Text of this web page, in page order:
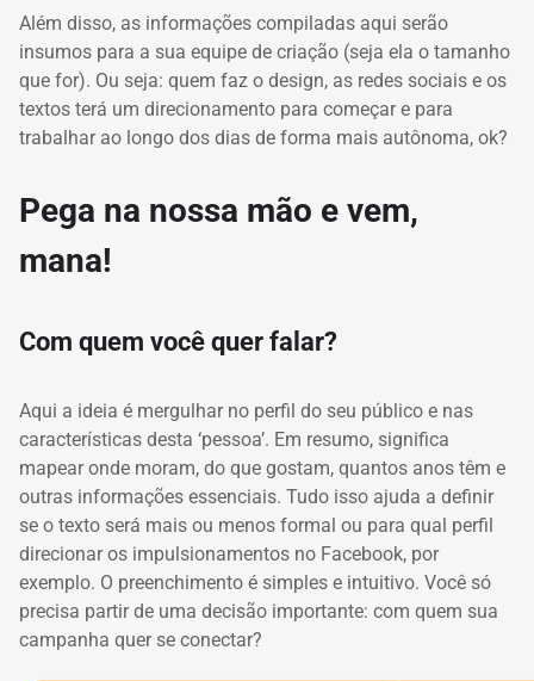
Além disso, as informações compiladas aqui serão
insumos para a sua equipe de criação (seja ela o tamanho
que for). Ou seja: quem faz o design, as redes sociais e os
textos terá um direcionamento para começar e para
trabalhar ao longo dos dias de forma mais autônoma, ok?
Pega na nossa mão e vem,
mana!
Com quem você quer falar?
Aqui a ideia é mergulhar no perfil do seu público e nas
características desta ‘pessoa’. Em resumo, significa
mapear onde moram, do que gostam, quantos anos têm e
outras informações essenciais. Tudo isso ajuda a definir
se o texto será mais ou menos formal ou para qual perfil
direcionar os impulsionamentos no Facebook, por
exemplo. O preenchimento é simples e intuitivo. Você só
precisa partir de uma decisão importante: com quem sua
campanha quer se conectar?